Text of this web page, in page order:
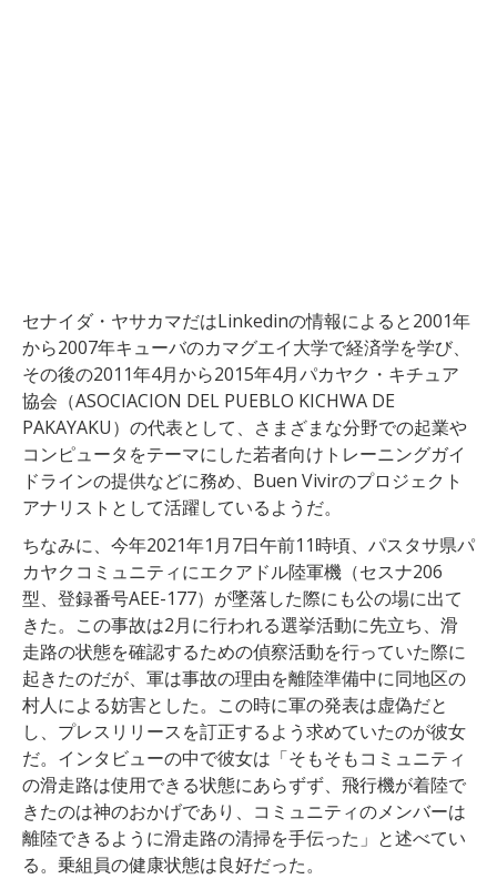
セナイダ・ヤサカマだはLinkedinの情報によると2001年
から2007年キューバのカマグエイ大学で経済学を学び、
その後の2011年4月から2015年4月パカヤク・キチュア
協会（ASOCIACION DEL PUEBLO KICHWA DE
PAKAYAKU）の代表として、さまざまな分野での起業や
コンピュータをテーマにした若者向けトレーニングガイ
ドラインの提供などに務め、Buen Vivirのプロジェクト
アナリストとして活躍しているようだ。
ちなみに、今年2021年1月7日午前11時頃、パスタサ県パ
カヤクコミュニティにエクアドル陸軍機（セスナ206
型、登録番号AEE-177）が墜落した際にも公の場に出て
きた。この事故は2月に行われる選挙活動に先立ち、滑
走路の状態を確認するための偵察活動を行っていた際に
起きたのだが、軍は事故の理由を離陸準備中に同地区の
村人による妨害とした。この時に軍の発表は虚偽だと
し、プレスリリースを訂正するよう求めていたのが彼女
だ。インタビューの中で彼女は「そもそもコミュニティ
の滑走路は使用できる状態にあらずず、飛行機が着陸で
きたのは神のおかげであり、コミュニティのメンバーは
離陸できるように滑走路の清掃を手伝った」と述べてい
る。乗組員の健康状態は良好だった。